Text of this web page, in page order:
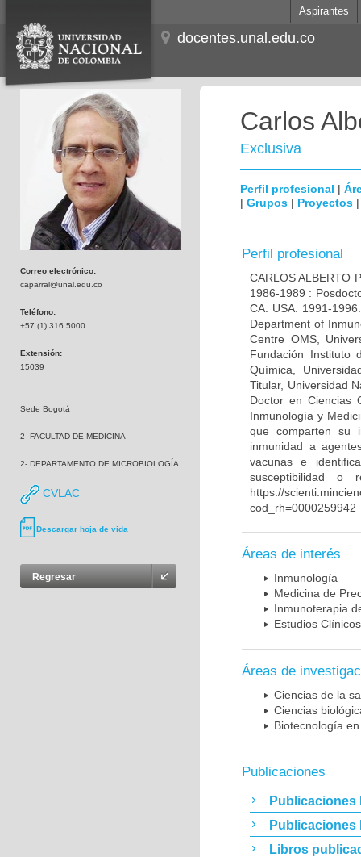
Aspirantes
docentes.unal.edu.co
Correo electrónico:
caparral@unal.edu.co
Teléfono:
+57 (1) 316 5000
Extensión:
15039
Sede Bogotá
2- FACULTAD DE MEDICINA
2- DEPARTAMENTO DE MICROBIOLOGÍA
CVLAC
Descargar hoja de vida
Regresar
Carlos
Exclusiva
Perfil profesional |
| Grupos | Proyectos
Perfil profesional
CARLOS ALBERTO
1986-1989 :
CA. USA. 1991-
Department of
Centre OMS,
Fundación Instituto
Química,
Titular, Universidad
Doctor en Ciencias
Inmunología y
que comparten su
inmunidad a
vacunas e
susceptibilidad o
https://
cod_rh=0000259942
Áreas de interés
Inmunología
Medicina de
Inmunoterapia
Estudios Clínicos
Áreas de
Ciencias de la
Ciencias
Biotecnología
Publicaciones
Publicaciones
Publicaciones
Libros